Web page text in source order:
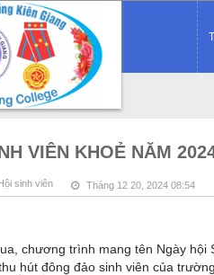
VIÊN KHOẺ NĂM
sinh viên Tháng 12 20, 2024 08:54
chương trình mang tên Ngày
hút đông đảo sinh viên của